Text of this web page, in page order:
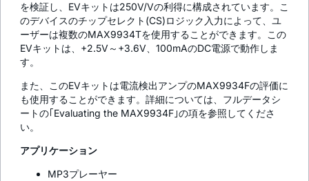
を検証し、EVキットは250V/Vの利得に構成されています。こ
のデバイスのチップセレクト(CS)ロジック入力によって、ユ
ーザーは複数のMAX9934Tを使用することができます。この
EVキットは、+2.5V～+3.6V、100mAのDC電源で動作しま
す。
また、このEVキットは電流検出アンプのMAX9934Fの評価に
も使用することができます。詳細については、フルデータシ
ートの｢Evaluating the MAX9934F｣の項を参照してくださ
い。
アプリケーション
MP3プレーヤー